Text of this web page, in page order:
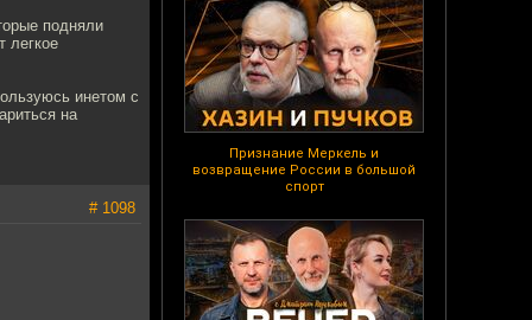
Признание Меркель и
возвращение России в большой
спорт
подняли
легкое
инетом с
на
# 1098